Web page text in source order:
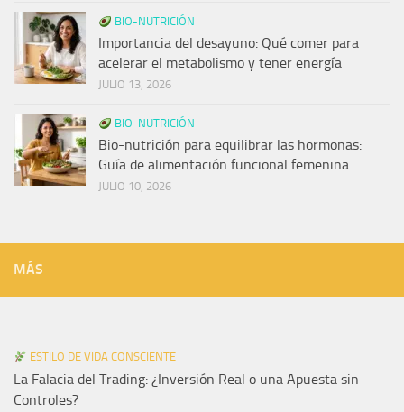
BIO-NUTRICIÓN
Importancia del desayuno: Qué comer para
acelerar el metabolismo y tener energía
JULIO 13, 2026
BIO-NUTRICIÓN
Bio-nutrición para equilibrar las hormonas:
Guía de alimentación funcional femenina
JULIO 10, 2026
MÁS
ESTILO DE VIDA CONSCIENTE
La Falacia del Trading: ¿Inversión Real o una Apuesta sin
Controles?